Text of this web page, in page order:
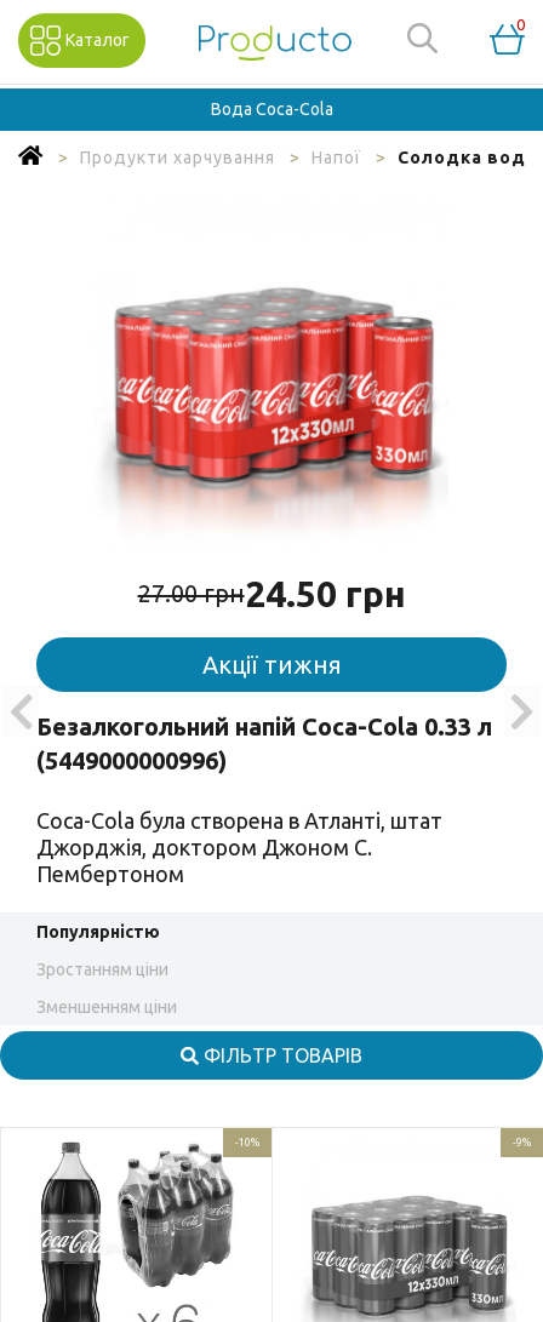
Каталог
0
Вода Coca-Cola
Продукти харчування Напої Солодка вода
27.00 грн24.50 грн
Акції тижня
Безалкогольний напій Coca-Cola 0.33 л
(5449000000996)
Coca-Cola була створена в Атланті, штат
Джорджія, доктором Джоном С.
Пембертоном
Популярністю
Зростанням ціни
Зменшенням ціни
ФІЛЬТР ТОВАРІВ
-10% -9%